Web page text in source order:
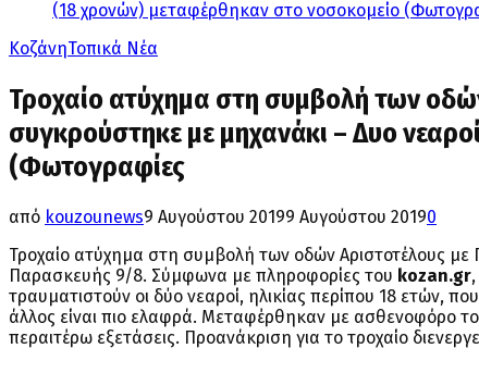
(18 χρονών) μεταφέρθηκαν στο νοσοκομείο
ΚοζάνηΤοπικά Νέα
Τροχαίο ατύχημα στη συμβολή των
συγκρούστηκε με μηχανάκι – Δυο
(Φωτογραφίες
από kouzounews9 Αυγούστου 20199 Αυγούστου 20190
Τροχαίο ατύχημα στη συμβολή των οδών Αριστοτέλους
Παρασκευής 9/8. Σύμφωνα με πληροφορίες του kozan.gr
τραυματιστούν οι δύο νεαροί, ηλικίας περίπου 18 ετών,
άλλος είναι πιο ελαφρά. Μεταφέρθηκαν με ασθενοφόρο
περαιτέρω εξετάσεις. Προανάκριση για το τροχαίο